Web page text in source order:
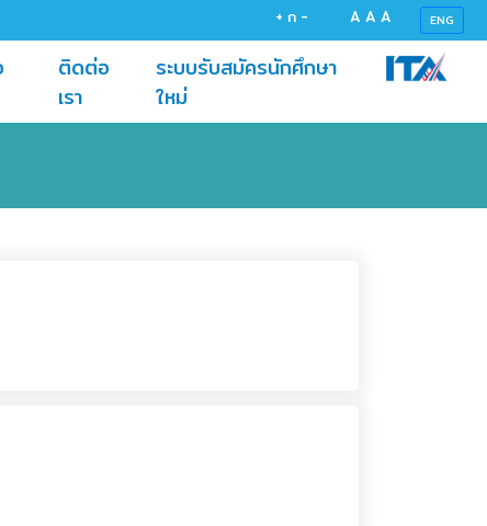
+ ก - A A A ENG
ติดต่อ
เรา(current)
ระบบรับสมัครนักศึกษา
ใหม่(current)